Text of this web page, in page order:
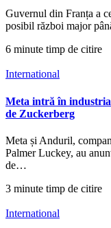
Guvernul din Franța a
posibil război major
6 minute timp de citire
International
Meta intră în
de Zuckerberg
Meta și Anduril,
Palmer Luckey, au
de…
3 minute timp de citire
International